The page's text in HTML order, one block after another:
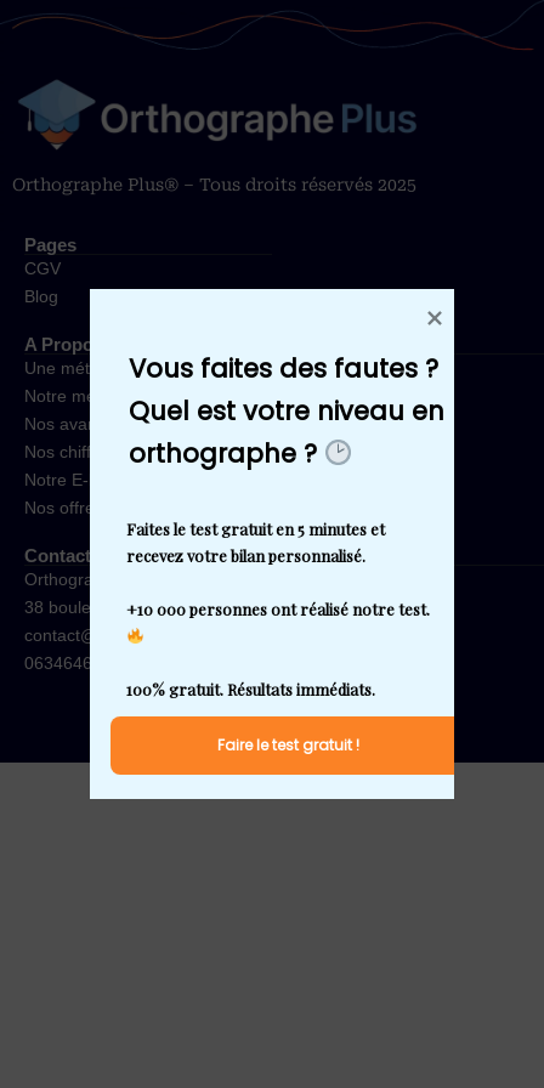
Orthographe Plus® – Tous droits réservés 2025
Pages
CGV
Blog
A Propos
Une méthode approuvée
Notre méthode
Nos avantages
Nos chiffres
Notre E-book
Nos offres
Contact
Orthographe Plus
38 boulevard Carnot 59000 Lille
contact@orthographe-plus.fr
0634646425
Faites le test gratuit en 5 minutes et
recevez votre bilan personnalisé.
+10 000 personnes ont réalisé notre test.
Vous faites des fautes ?
Quel est votre niveau en
orthographe ?
Faire le test gratuit !